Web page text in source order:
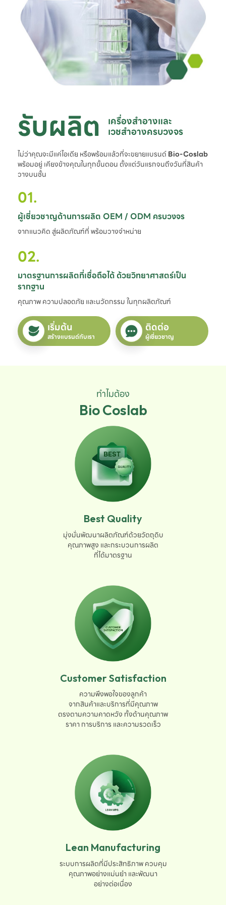
รับผลิต เครื่องสำอางและ
เวชสำอางครบวงจร
ไม่ว่าคุณจะมีแค่ไอเดีย หรือพร้อมแล้วที่จะขยายแบรนด์Bio-Coslab
พร้อมอยู่ เคียงข้างคุณในทุกขั้นตอน ตั้งแต่วันแรกจนถึงวันที่สินค้า
วางบนชั้น
01.
ผู้เชี่ยวชาญด้านการผลิต OEM / ODM ครบวงจร
จากแนวคิด สู่ผลิตภัณฑ์ที่ พร้อมวางจำหน่าย
02.
มาตรฐานการผลิตที่เชื่อถือได้ ด้วยวิทยาศาสตร์เป็น
รากฐาน
คุณภาพ ความปลอดภัย และนวัตกรรม ในทุกผลิตภัณฑ์
เริ่มต้น
สร้างแบรนด์กับเรา
ติดต่อ
ผู้เชี่ยวชาญ
ทำไมต้อง
Bio Coslab
Best Quality
มุ่งมั่นพัฒนาผลิตภัณฑ์ด้วยวัตถุดิบ
คุณภาพสูง และกระบวนการผลิต
ที่ได้มาตรฐาน
Customer Satisfaction
ความพึงพอใจของลูกค้า
จากสินค้าและบริการที่มีคุณภาพ
ตรงตามความคาดหวัง ทั้งด้านคุณภาพ
ราคา การบริการ และความรวดเร็ว
Lean Manufacturing
ระบบการผลิตที่มีประสิทธิภาพ ควบคุม
คุณภาพอย่างแม่นยำ และพัฒนา
อย่างต่อเนื่อง